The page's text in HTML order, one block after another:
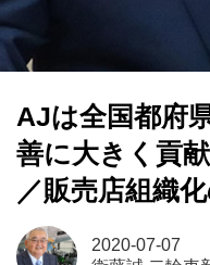
AJは全国都府
善に大きく貢献
／販売店組織
2020-07-07